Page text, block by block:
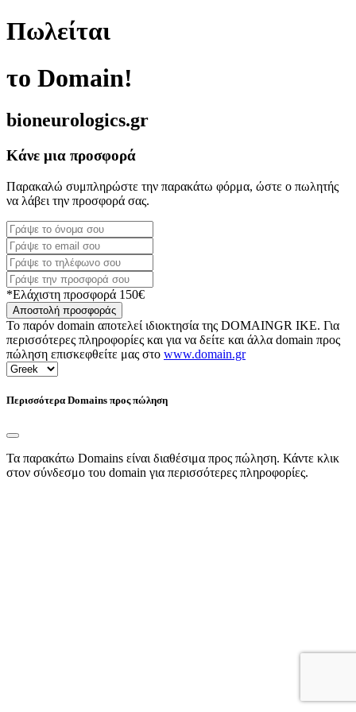
Πωλείται
το Domain!
bioneurologics.gr
Κάνε μια προσφορά
Παρακαλώ συμπληρώστε την παρακάτω φόρμα, ώστε ο πωλητής
να λάβει την προσφορά σας.
*Ελάχιστη προσφορά 150€
Αποστολή προσφοράς
Το παρόν domain αποτελεί ιδιοκτησία της DOMAINGR ΙΚΕ. Για
περισσότερες πληροφορίες και για να δείτε και άλλα domain προς
πώληση επισκεφθείτε μας στο www.domain.gr
Περισσότερα Domains προς πώληση
Τα παρακάτω Domains είναι διαθέσιμα προς πώληση. Κάντε κλικ
στον σύνδεσμο του domain για περισσότερες πληροφορίες.